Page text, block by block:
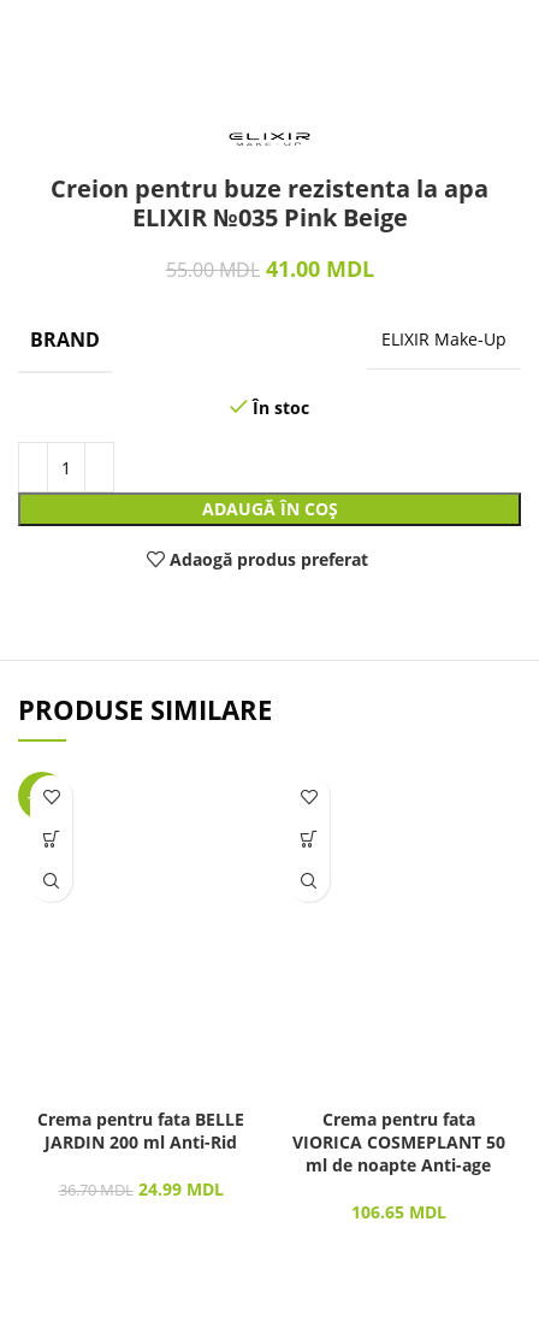
Creion pentru buze rezistenta la apa
ELIXIR №035 Pink Beige
55.00MDL 41.00 MDL
BRAND ELIXIR Make-Up
În stoc
ADAUGĂ ÎN COȘ
Adaogă produs preferat
PRODUSE SIMILARE
-32%
Crema pentru fata BELLE
JARDIN 200 ml Anti-Rid
36.70MDL 24.99 MDL
Crema pentru fata
VIORICA COSMEPLANT 50
ml de noapte Anti-age
106.65 MDL